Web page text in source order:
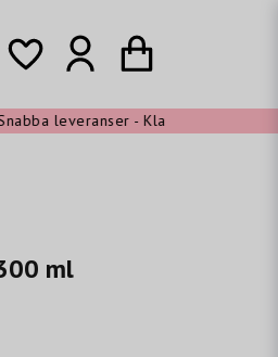
leveranser - Klarna shoppa nu,
ml